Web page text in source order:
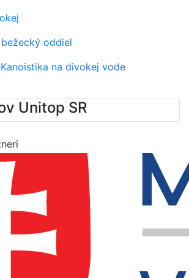
oddiel
na divokej vode
Unitop SR
Leaflet